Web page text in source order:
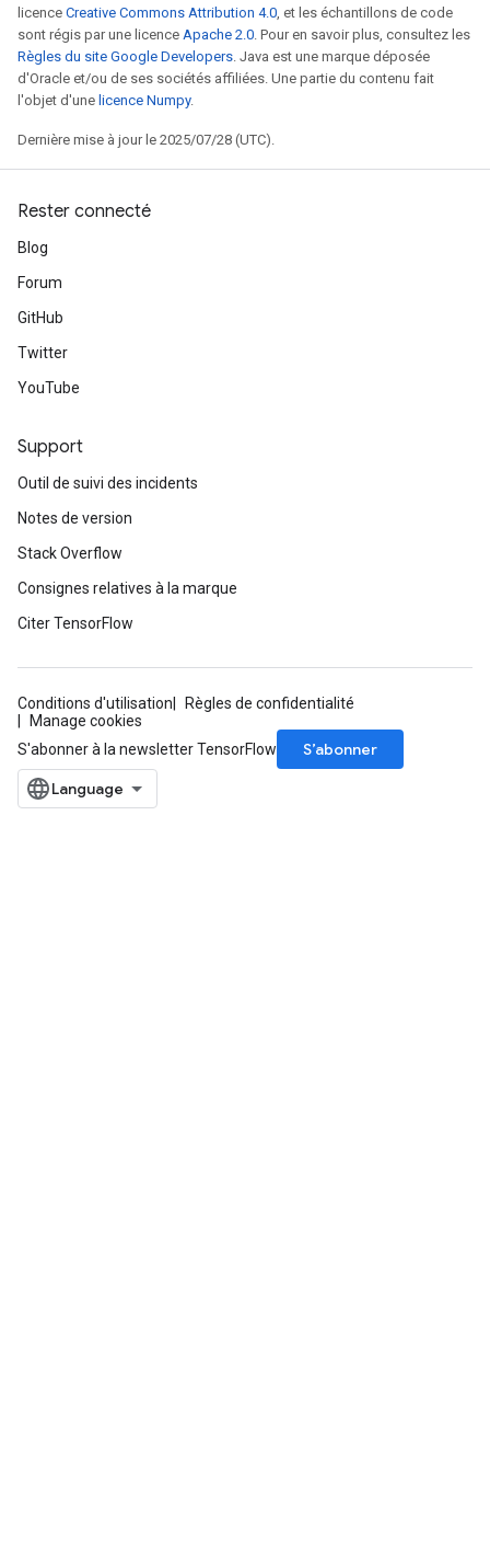
licence Creative Commons Attribution 4.0, et les échantillons de code
sont régis par une licence Apache 2.0. Pour en savoir plus, consultez les
Règles du site Google Developers. Java est une marque déposée
d'Oracle et/ou de ses sociétés affiliées. Une partie du contenu fait
l'objet d'une licence Numpy.
Dernière mise à jour le 2025/07/28 (UTC).
Rester connecté
Blog
Forum
GitHub
Twitter
YouTube
Support
Outil de suivi des incidents
Notes de version
Stack Overflow
Consignes relatives à la marque
Citer TensorFlow
Conditions d'utilisation
Règles de confidentialité
Manage cookies
S'abonner à la newsletter TensorFlow
S’abonner